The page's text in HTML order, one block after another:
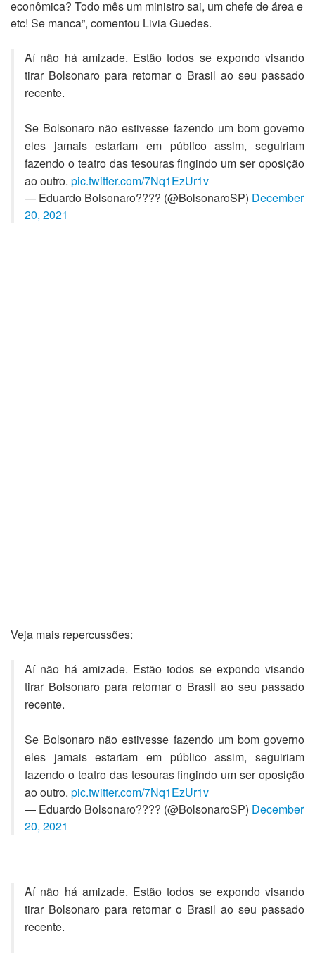
econômica? Todo mês um ministro sai, um chefe de área e
etc! Se manca”, comentou Livia Guedes.
Aí não há amizade. Estão todos se expondo visando
tirar Bolsonaro para retornar o Brasil ao seu passado
recente.
Se Bolsonaro não estivesse fazendo um bom governo
eles jamais estariam em público assim, seguiriam
fazendo o teatro das tesouras fingindo um ser oposição
ao outro. pic.twitter.com/7Nq1EzUr1v
— Eduardo Bolsonaro???? (@BolsonaroSP) December
20, 2021
Veja mais repercussões:
Aí não há amizade. Estão todos se expondo visando
tirar Bolsonaro para retornar o Brasil ao seu passado
recente.
Se Bolsonaro não estivesse fazendo um bom governo
eles jamais estariam em público assim, seguiriam
fazendo o teatro das tesouras fingindo um ser oposição
ao outro. pic.twitter.com/7Nq1EzUr1v
— Eduardo Bolsonaro???? (@BolsonaroSP) December
20, 2021
Aí não há amizade. Estão todos se expondo visando
tirar Bolsonaro para retornar o Brasil ao seu passado
recente.